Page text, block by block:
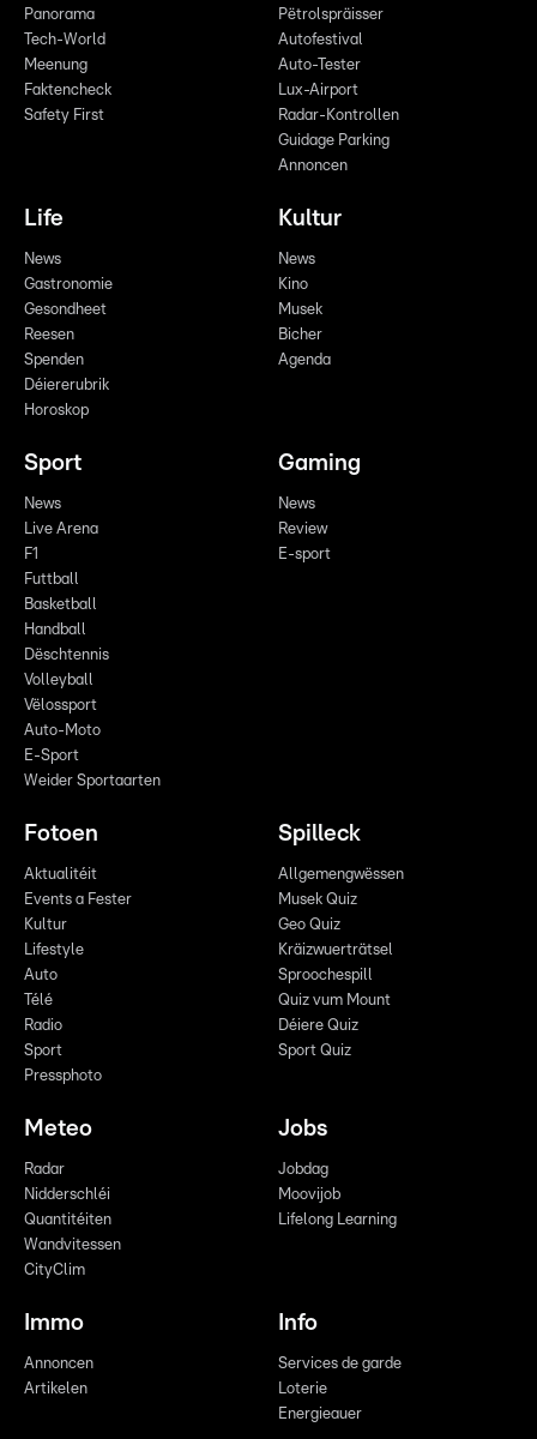
Panorama
Tech-World
Meenung
Faktencheck
Safety First
Pëtrolspräisser
Autofestival
Auto-Tester
Lux-Airport
Radar-Kontrollen
Guidage Parking
Annoncen
Life
News
Gastronomie
Gesondheet
Reesen
Spenden
Déiererubrik
Horoskop
Kultur
News
Kino
Musek
Bicher
Agenda
Sport
News
Live Arena
F1
Futtball
Basketball
Handball
Dëschtennis
Volleyball
Vëlossport
Auto-Moto
E-Sport
Weider Sportaarten
Gaming
News
Review
E-sport
Fotoen
Aktualitéit
Events a Fester
Kultur
Lifestyle
Auto
Télé
Radio
Sport
Pressphoto
Spilleck
Allgemengwëssen
Musek Quiz
Geo Quiz
Kräizwuerträtsel
Sproochespill
Quiz vum Mount
Déiere Quiz
Sport Quiz
Meteo
Radar
Nidderschléi
Quantitéiten
Wandvitessen
CityClim
Jobs
Jobdag
Moovijob
Lifelong Learning
Immo
Annoncen
Artikelen
Info
Services de garde
Loterie
Energieauer